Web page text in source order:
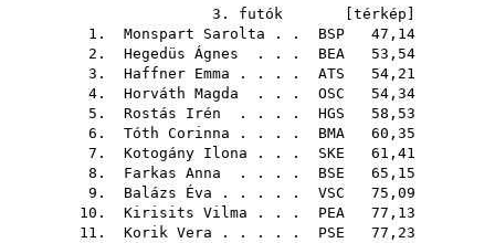
3. futók [ térkép
1. Monspart Sarolta . . BSP 47,14
2. Hegedüs Ágnes . . . BEA 53,54
3. Haffner Emma . . . . ATS 54,21
4. Horváth Magda . . . OSC 54,34
5. Rostás Irén . . . . HGS 58,53
6. Tóth Corinna . . . . BMA 60,35
7. Kotogány Ilona . . . SKE 61,41
8. Farkas Anna . . . . BSE 65,15
9. Balázs Éva . . . . . VSC 75,09
10. Kirisits Vilma . . . PEA 77,13
11. Korik Vera . . . . . PSE 77,23